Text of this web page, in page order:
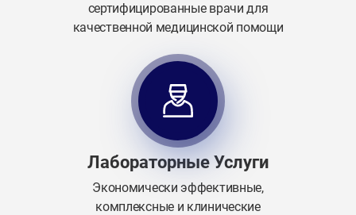
сертифицированные врачи для
качественной медицинской помощи
Лабораторные Услуги
Экономически эффективные,
комплексные и клинические